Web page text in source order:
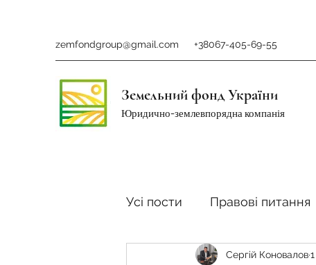
zemfondgroup@gmail.com +38067-405-69-55
Земельний фонд України
Юридично-землевпорядна компанія
Усі пости Правові питання
Ринок землі Податки
Сергій Коновалов